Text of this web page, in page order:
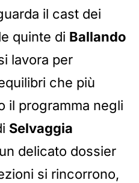
il cast dei
quinte di Ballando
lavora per
che più
il programma negli
Selvaggia
delicato dossier
si rincorrono,